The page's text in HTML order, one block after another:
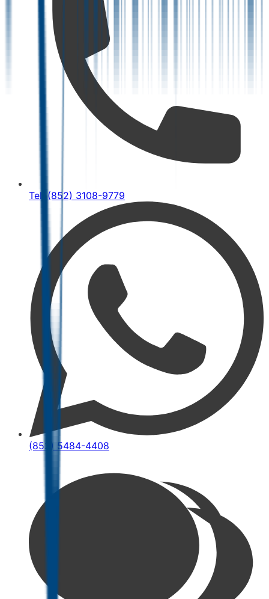
Tel: (852) 3108-9779
(852) 5484-4408